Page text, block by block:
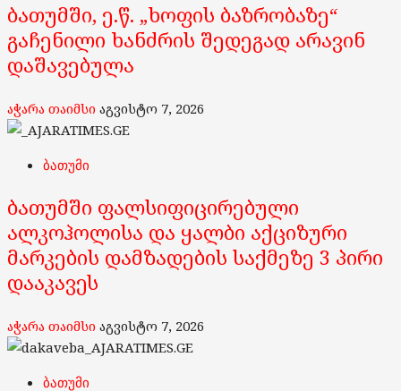
ბათუმში, ე.წ. „ხოფის ბაზრობაზე“
გაჩენილი ხანძრის შედეგად არავინ
დაშავებულა
აჭარა თაიმსი აგვისტო 7, 2026
ბათუმი
ბათუმში ფალსიფიცირებული
ალკოჰოლისა და ყალბი აქციზური
მარკების დამზადების საქმეზე 3 პირი
დააკავეს
აჭარა თაიმსი აგვისტო 7, 2026
ბათუმი